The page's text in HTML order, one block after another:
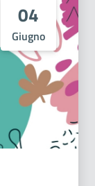
04
Giugno